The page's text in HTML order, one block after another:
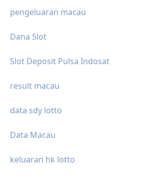
pengeluaran macau
Dana Slot
Slot Deposit Pulsa Indosat
result macau
data sdy lotto
Data Macau
keluaran hk lotto